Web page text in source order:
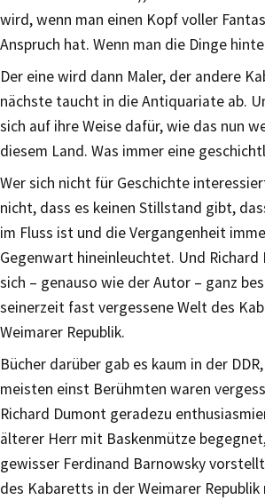
wird, wenn man einen Kopf voller
Anspruch hat. Wenn man die Dinge
Der eine wird dann Maler, der andere
nächste taucht in die Antiquariate ab.
sich auf ihre Weise dafür, wie das nun
diesem Land. Was immer eine
Wer sich nicht für Geschichte
nicht, dass es keinen Stillstand gibt,
im Fluss ist und die Vergangenheit
Gegenwart hineinleuchtet. Und
sich – genauso wie der Autor – ganz
seinerzeit fast vergessene Welt des
Weimarer Republik.
Bücher darüber gab es kaum in der
meisten einst Berühmten waren
Richard Dumont geradezu
älterer Herr mit Baskenmütze
gewisser Ferdinand Barnowsky
des Kabaretts in der Weimarer